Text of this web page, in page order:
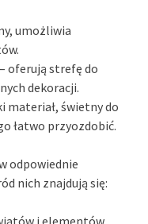
umożliwia
oferują strefę do
dekoracji.
materiał, świetny do
łatwo przyozdobić.
odpowiednie
nich znajdują się:
i elementów